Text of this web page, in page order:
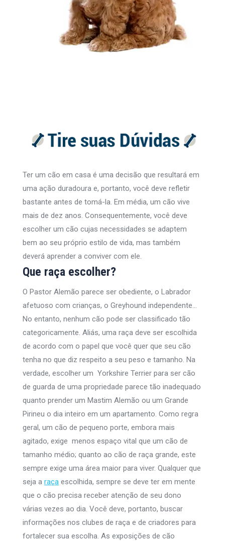
Ter um cão em casa é uma decisão que resultará em
uma ação duradoura e, portanto, você deve refletir
bastante antes de tomá-la. Em média, um cão vive
mais de dez anos. Consequentemente, você deve
escolher um cão cujas necessidades se adaptem
bem ao seu próprio estilo de vida, mas também
deverá aprender a conviver com ele.
Que raça escolher?
O Pastor Alemão parece ser obediente, o Labrador
afetuoso com crianças, o Greyhound independente…
No entanto, nenhum cão pode ser classificado tão
categoricamente. Aliás, uma raça deve ser escolhida
de acordo com o papel que você quer que seu cão
tenha no que diz respeito a seu peso e tamanho. Na
verdade, escolher um Yorkshire Terrier para ser cão
de guarda de uma propriedade parece tão inadequado
quanto prender um Mastim Alemão ou um Grande
Pirineu o dia inteiro em um apartamento. Como regra
geral, um cão de pequeno porte, embora mais
agitado, exige menos espaço vital que um cão de
tamanho médio; quanto ao cão de raça grande, este
sempre exige uma área maior para viver. Qualquer que
seja a raça escolhida, sempre se deve ter em mente
que o cão precisa receber atenção de seu dono
várias vezes ao dia. Você deve, portanto, buscar
informações nos clubes de raça e de criadores para
fortalecer sua escolha. As exposições de cão